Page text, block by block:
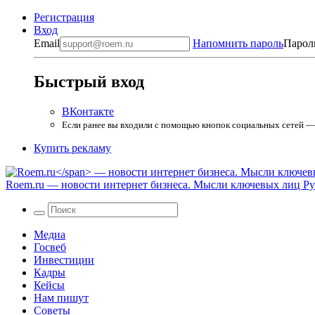
Регистрация
Вход
Email
Напомнить пароль
Быстрый вход
ВКонтакте
Если ранее вы входили с помощью кнопок социальных сетей —
Купить рекламу
Roem.ru — новости интернет бизнеса. Мысли ключевых лиц
Медиа
Госвеб
Инвестиции
Кадры
Кейсы
Нам пишут
Советы